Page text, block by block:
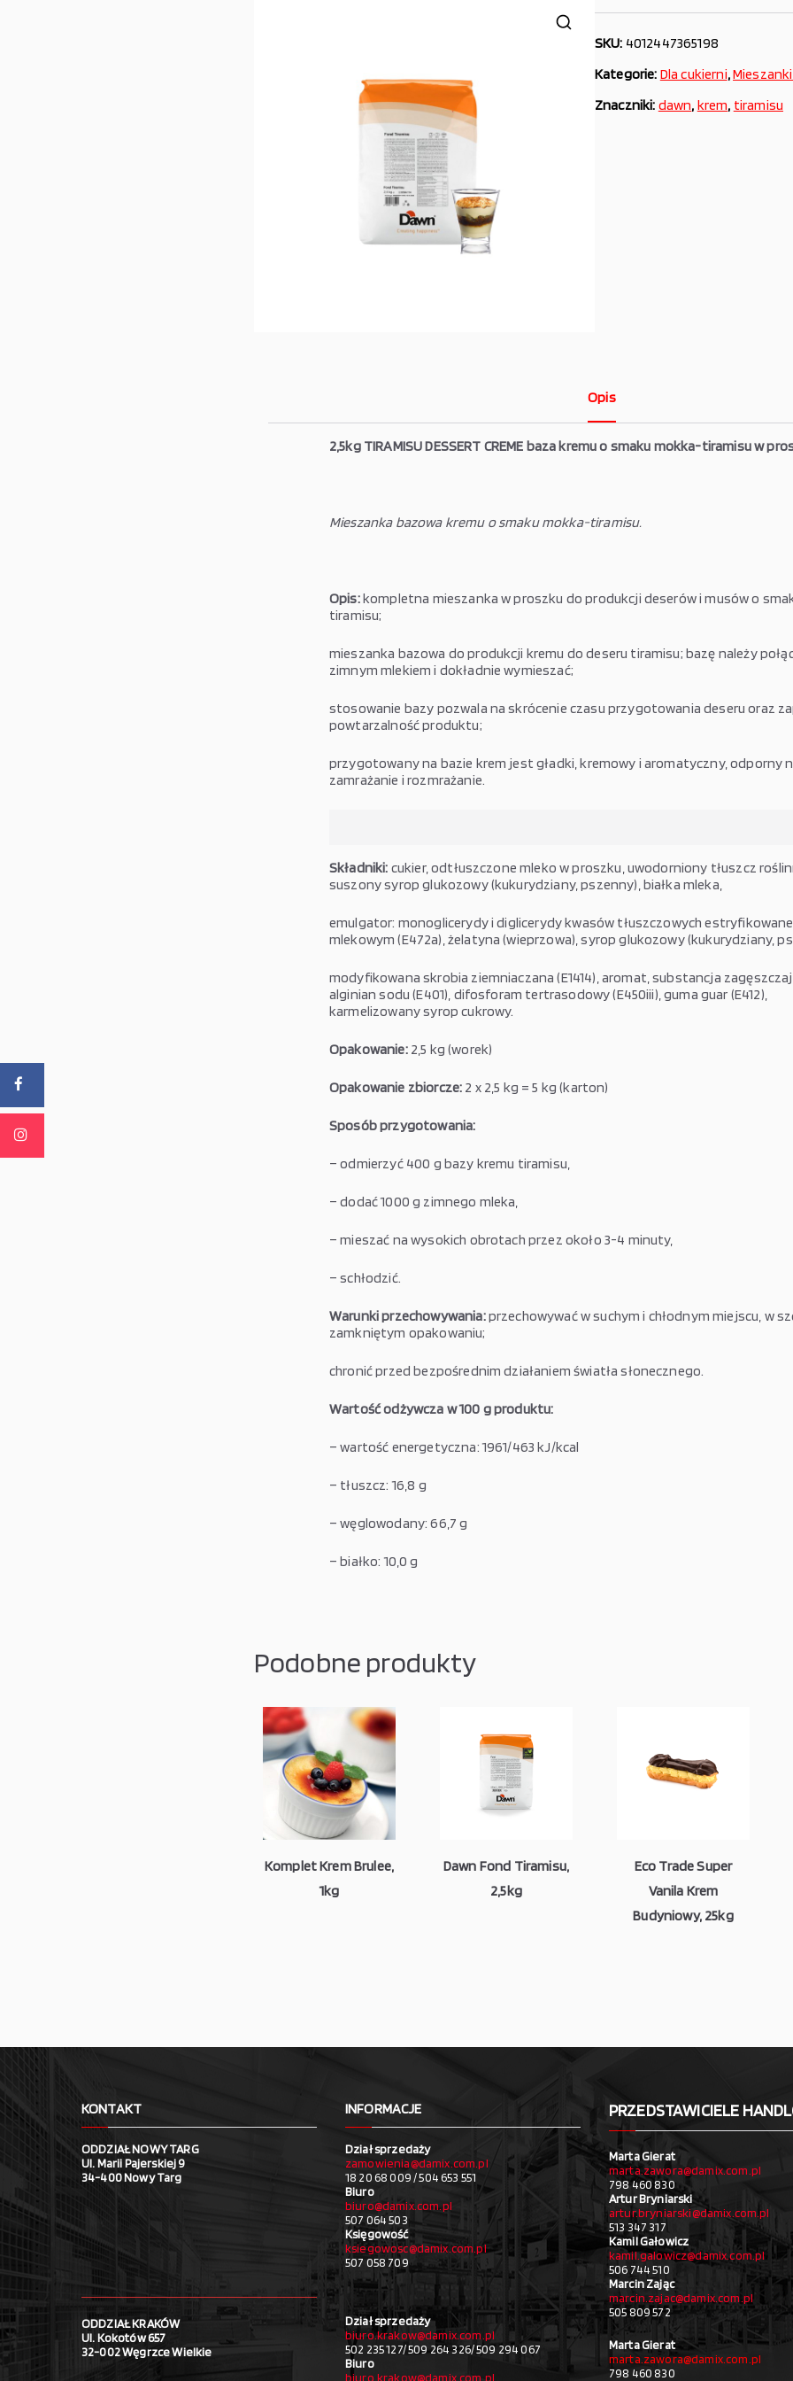
SKU: 4012447365198
Kategorie: Dla cukierni,
Znaczniki: dawn, krem, tiramisu
Opis
2,5kg TIRAMISU DESSERT CREME baza kremu o smaku mokka-tiramisu w
Mieszanka bazowa kremu o smaku mokka-tiramisu.
Opis:kompletna mieszanka w proszku do produkcji deserów i musów o
tiramisu;
mieszanka bazowa do produkcji kremu do deseru tiramisu; bazę należy
zimnym mlekiem i dokładnie wymieszać;
stosowanie bazy pozwala na skrócenie czasu przygotowania deseru oraz
powtarzalność produktu;
przygotowany na bazie krem jest gładki, kremowy i aromatyczny, odporny
zamrażanie i rozmrażanie.
Składniki: cukier, odtłuszczone mleko w proszku, uwodorniony tłuszcz
suszony syrop glukozowy (kukurydziany, pszenny), białka mleka,
emulgator: monoglicerydy i diglicerydy kwasów tłuszczowych
mlekowym (E472a), żelatyna (wieprzowa), syrop glukozowy (kukurydziany,
modyfikowana skrobia ziemniaczana (E1414), aromat, substancja
alginian sodu (E401), difosforam tertrasodowy (E450iii), guma guar (E412),
karmelizowany syrop cukrowy.
Opakowanie:2,5 kg (worek)
Opakowanie zbiorcze: 2 x 2,5 kg = 5 kg (karton)
Sposób przygotowania:
– odmierzyć 400 g bazy kremu tiramisu,
– dodać 1000 g zimnego mleka,
– mieszać na wysokich obrotach przez około 3-4 minuty,
– schłodzić.
Warunki przechowywania:przechowywać w suchym i chłodnym miejscu, w
zamkniętym opakowaniu;
chronić przed bezpośrednim działaniem światła słonecznego.
Wartość odżywcza w 100 g produktu:
– wartość energetyczna: 1961/463 kJ/kcal
– tłuszcz: 16,8 g
– węglowodany: 66,7 g
– białko: 10,0 g
Podobne produkty
Komplet Krem Brulee,
1kg
Dawn Fond Tiramisu,
2,5kg
Eco Trade Super
Vanila Krem
Budyniowy, 25kg
KONTAKT
ODDZIAŁ NOWY TARG
Ul. Marii Pajerskiej 9
34-400 Nowy Targ
ODDZIAŁ KRAKÓW
Ul. Kokotów 657
32-002 Węgrzce Wielkie
INFORMACJE
Dział sprzedaży
zamowienia@damix.com.pl
18 20 68 009 / 504 653 551
Biuro
biuro@damix.com.pl
507 064 503
Księgowość
ksiegowosc@damix.com.pl
507 058 709
Dział sprzedaży
biuro.krakow@damix.com.pl
502 235 127/ 509 264 326/ 509 294 067
Biuro
biuro.krakow@damix.com.pl
PRZEDSTAWICIELE
Marta Gierat
marta.zawora@damix.com.pl
798 460 830
Artur Bryniarski
artur.bryniarski@damix.com.pl
513 347 317
Kamil Gałowicz
kamil.galowicz@damix.com.pl
506 744 510
Marcin Zając
marcin.zajac@damix.com.pl
505 809 572
Marta Gierat
marta.zawora@damix.com.pl
798 460 830